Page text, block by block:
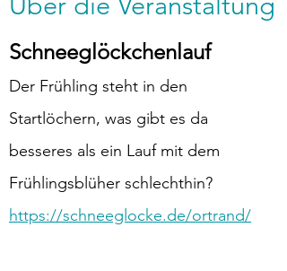
Schneeglöckchenlauf
Der Frühling steht in den
Startlöchern, was gibt es da
besseres als ein Lauf mit dem
Frühlingsblüher schlechthin?
https://schneeglocke.de/ortrand/